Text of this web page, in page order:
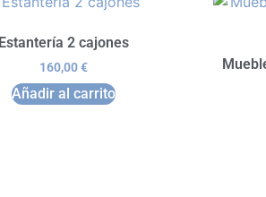
Estantería 2 cajones
160,00€
Añadir al carrito